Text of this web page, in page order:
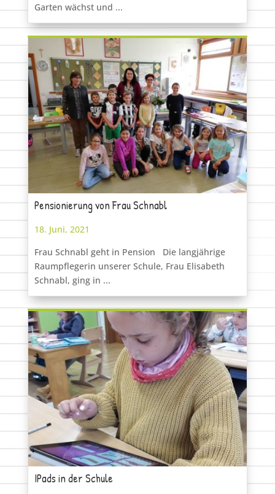
Garten wächst und ...
Pensionierung von Frau Schnabl
18. Juni, 2021
Frau Schnabl geht in Pension Die langjährige
Raumpflegerin unserer Schule, Frau Elisabeth
Schnabl, ging in ...
IPads in der Schule